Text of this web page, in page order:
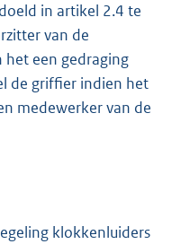
in artikel 2.4 te
van de
het een gedraging
de griffier indien het
medewerker van de
klokkenluiders